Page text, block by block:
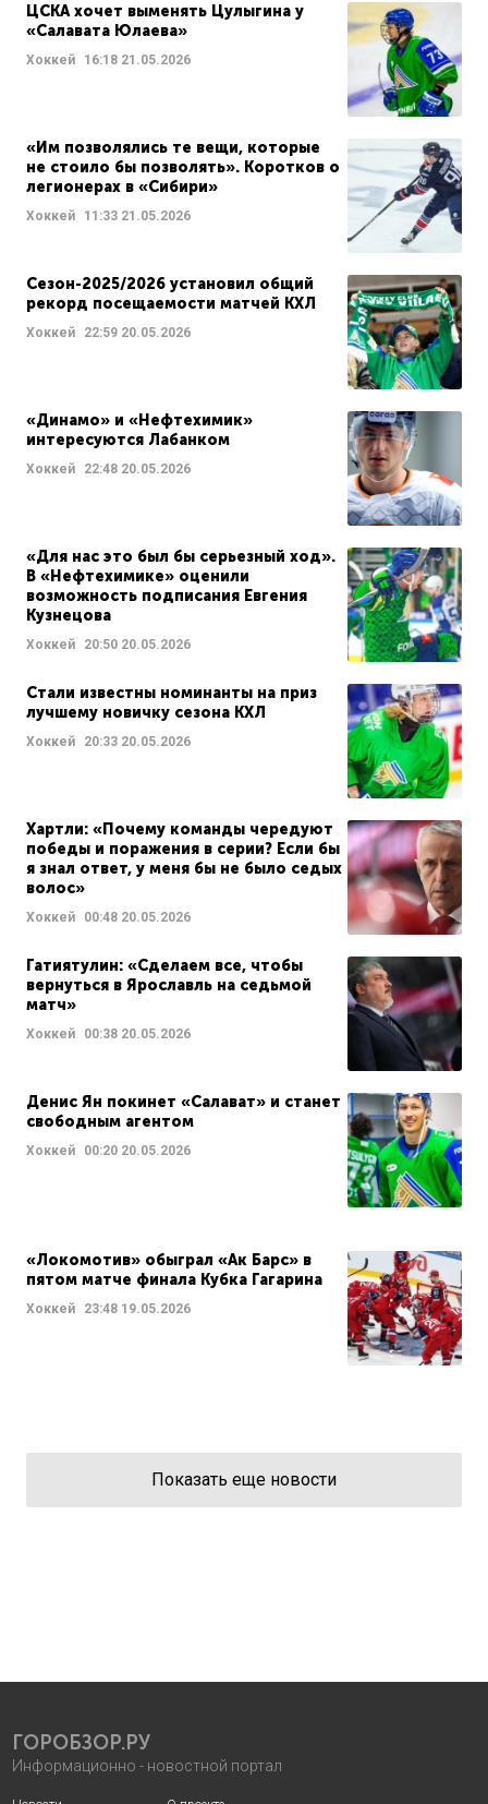
ЦСКА хочет выменять Цулыгина у
«Салавата Юлаева»
Хоккей 16:18 21.05.2026
«Им позволялись те вещи, которые
не стоило бы позволять». Коротков о
легионерах в «Сибири»
Хоккей 11:33 21.05.2026
Сезон-2025/2026 установил общий
рекорд посещаемости матчей КХЛ
Хоккей 22:59 20.05.2026
«Динамо» и «Нефтехимик»
интересуются Лабанком
Хоккей 22:48 20.05.2026
«Для нас это был бы серьезный ход».
В «Нефтехимике» оценили
возможность подписания Евгения
Кузнецова
Хоккей 20:50 20.05.2026
Стали известны номинанты на приз
лучшему новичку сезона КХЛ
Хоккей 20:33 20.05.2026
Хартли: «Почему команды чередуют
победы и поражения в серии? Если бы
я знал ответ, у меня бы не было седых
волос»
Хоккей 00:48 20.05.2026
Гатиятулин: «Сделаем все, чтобы
вернуться в Ярославль на седьмой
матч»
Хоккей 00:38 20.05.2026
Денис Ян покинет «Салават» и станет
свободным агентом
Хоккей 00:20 20.05.2026
«Локомотив» обыграл «Ак Барс» в
пятом матче финала Кубка Гагарина
Хоккей 23:48 19.05.2026
Показать еще новости
ГОРОБЗОР.РУ
Информационно - новостной портал